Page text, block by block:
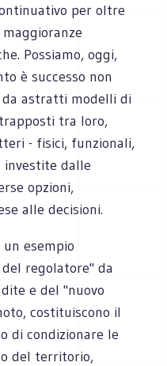
per oltre
Possiamo, oggi,
è successo non
astratti modelli di
tra loro,
- fisici, funzionali,
dalle
opzioni,
alle decisioni.
esempio
regolatore" da
e del "nuovo
costituiscono il
di condizionare le
del territorio,